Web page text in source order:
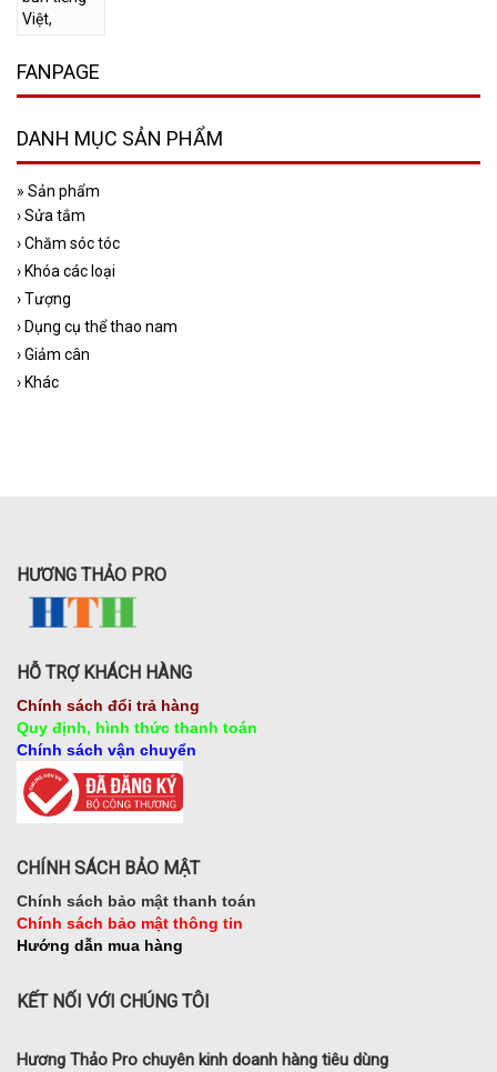
Hương Thảo Pro chuyên kinh doanh hàng tiêu dùng
FANPAGE
DANH MỤC SẢN PHẨM
» Sản phẩm
›Sửa tắm
›Chăm sóc tóc
› Khóa các loại
›Tượng
› Dụng cụ thể thao nam
›Giảm cân
› Khác
HƯƠNG THẢO PRO
HỖ TRỢ KHÁCH HÀNG
Chính sách đổi trả hàng
Quy định, hình thức thanh toán
Chính sách vận chuyển
CHÍNH SÁCH BẢO MẬT
Chính sách bảo mật thanh toán
Chính sách bảo mật thông tin
Hướng dẫn mua hàng
KẾT NỐI VỚI CHÚNG TÔI